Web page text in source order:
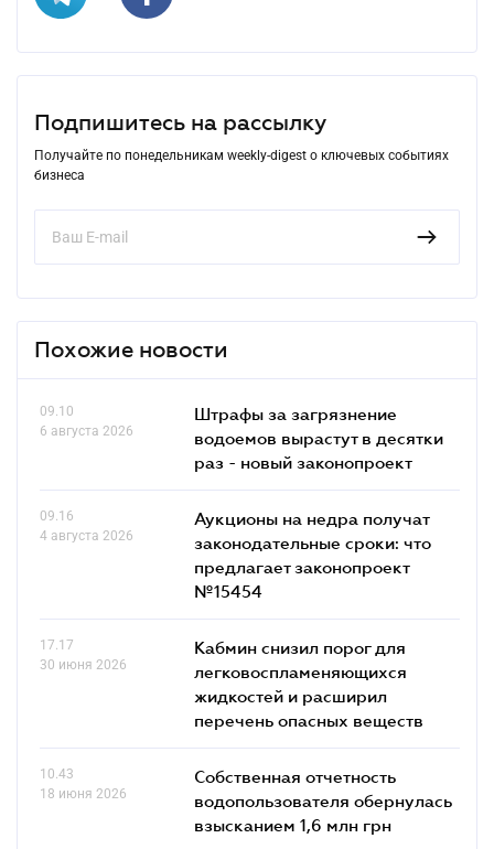
Подпишитесь на рассылку
Получайте по понедельникам weekly-digest о ключевых событиях
бизнеса
Похожие новости
09.10
6 августа 2026
Штрафы за загрязнение
водоемов вырастут в десятки
раз - новый законопроект
09.16
4 августа 2026
Аукционы на недра получат
законодательные сроки: что
предлагает законопроект
№15454
17.17
30 июня 2026
Кабмин снизил порог для
легковоспламеняющихся
жидкостей и расширил
перечень опасных веществ
10.43
18 июня 2026
Собственная отчетность
водопользователя обернулась
взысканием 1,6 млн грн